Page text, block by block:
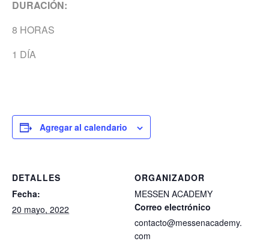
DURACIÓN:
8 HORAS
1 DÍA
Agregar al calendario
DETALLES
Fecha:
20 mayo, 2022
ORGANIZADOR
MESSEN ACADEMY
Correo electrónico
contacto@messenacademy.
com